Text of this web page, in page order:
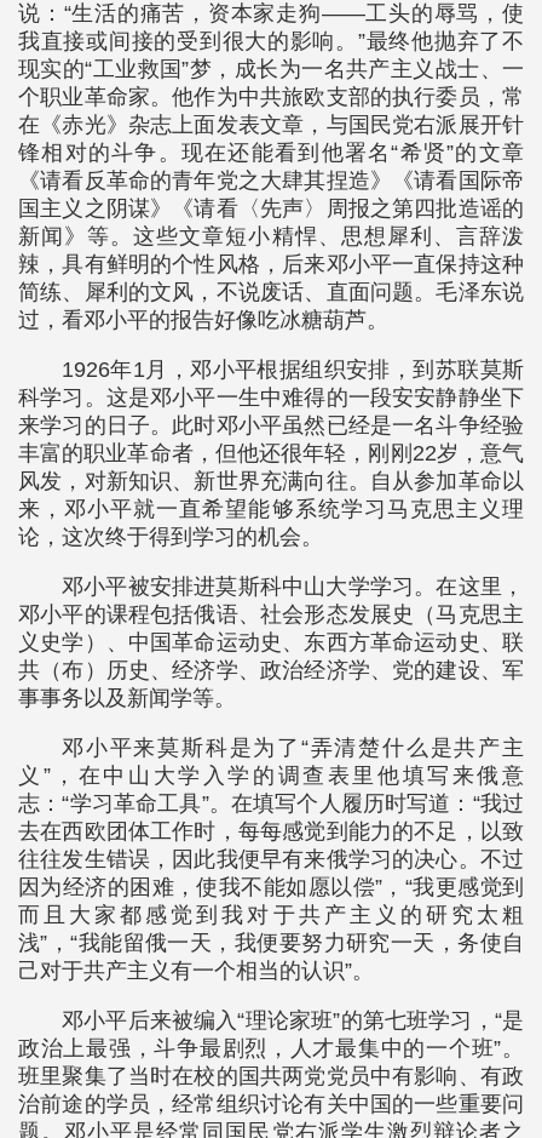
说：“生活的痛苦，资本家走狗——工头的辱骂，使
我直接或间接的受到很大的影响。”最终他抛弃了不
现实的“工业救国”梦，成长为一名共产主义战士、一
个职业革命家。他作为中共旅欧支部的执行委员，常
在《赤光》杂志上面发表文章，与国民党右派展开针
锋相对的斗争。现在还能看到他署名“希贤”的文章
《请看反革命的青年党之大肆其捏造》《请看国际帝
国主义之阴谋》《请看〈先声〉周报之第四批造谣的
新闻》等。这些文章短小精悍、思想犀利、言辞泼
辣，具有鲜明的个性风格，后来邓小平一直保持这种
简练、犀利的文风，不说废话、直面问题。毛泽东说
过，看邓小平的报告好像吃冰糖葫芦。
1926年1月，邓小平根据组织安排，到苏联莫斯
科学习。这是邓小平一生中难得的一段安安静静坐下
来学习的日子。此时邓小平虽然已经是一名斗争经验
丰富的职业革命者，但他还很年轻，刚刚22岁，意气
风发，对新知识、新世界充满向往。自从参加革命以
来，邓小平就一直希望能够系统学习马克思主义理
论，这次终于得到学习的机会。
邓小平被安排进莫斯科中山大学学习。在这里，
邓小平的课程包括俄语、社会形态发展史（马克思主
义史学）、中国革命运动史、东西方革命运动史、联
共（布）历史、经济学、政治经济学、党的建设、军
事事务以及新闻学等。
邓小平来莫斯科是为了“弄清楚什么是共产主
义”，在中山大学入学的调查表里他填写来俄意
志：“学习革命工具”。在填写个人履历时写道：“我过
去在西欧团体工作时，每每感觉到能力的不足，以致
往往发生错误，因此我便早有来俄学习的决心。不过
因为经济的困难，使我不能如愿以偿”，“我更感觉到
而且大家都感觉到我对于共产主义的研究太粗
浅”，“我能留俄一天，我便要努力研究一天，务使自
己对于共产主义有一个相当的认识”。
邓小平后来被编入“理论家班”的第七班学习，“是
政治上最强，斗争最剧烈，人才最集中的一个班”。
班里聚集了当时在校的国共两党党员中有影响、有政
治前途的学员，经常组织讨论有关中国的一些重要问
题。邓小平是经常同国民党右派学生激烈辩论者之